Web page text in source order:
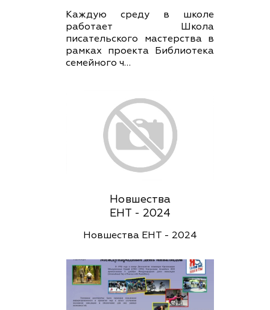
Каждую среду в школе
работает Школа
писательского мастерства в
рамках проекта Библиотека
семейного ч…
Новшества
ЕНТ - 2024
Новшества ЕНТ - 2024